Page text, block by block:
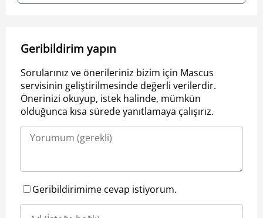
Geribildirim yapın
Sorularınız ve önerileriniz bizim için Mascus
servisinin geliştirilmesinde değerli verilerdir.
Önerinizi okuyup, istek halinde, mümkün
olduğunca kısa sürede yanıtlamaya çalışırız.
Geribildirimime cevap istiyorum.